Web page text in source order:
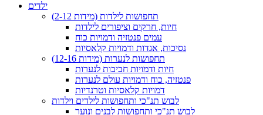
ילדים
תחפושות לילדות (מידות 2-12)
חיות, חרקים וציפורים לילדות
עמים פנטזיה ודמויות כוח
נסיכות, אגדות ודמויות קלאסיות
תחפושות לנערות (מידות 12-16)
חיות ודמויות חביבות לנערות
פנטזיה, כוח ודמויות עולם לנערות
דמויות קלאסיות וטרנדיות
לבוש תנ"כי ותחפושות לילדים וילדות
לבוש תנ"כי ותחפושות לבנים ונוער